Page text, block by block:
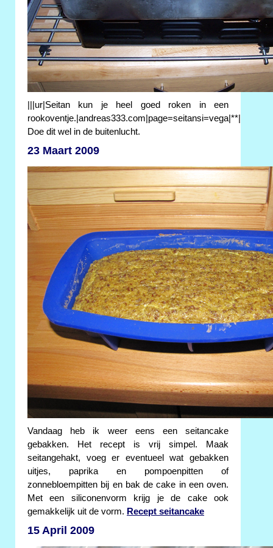
|||ur|Seitan kun je heel goed roken in een
rookoventje.|andreas333.com|page=seitansi=vega|**|
Doe dit wel in de buitenlucht.
23 Maart 2009
Vandaag heb ik weer eens een seitancake
gebakken. Het recept is vrij simpel. Maak
seitangehakt, voeg er eventueel wat gebakken
uitjes, paprika en pompoenpitten of
zonnebloempitten bij en bak de cake in een oven.
Met een siliconenvorm krijg je de cake ook
gemakkelijk uit de vorm. Recept seitancake
15 April 2009